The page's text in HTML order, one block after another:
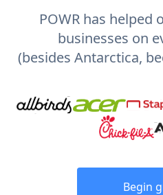
POWR has helped
businesses on
(besides Antarctica,
Begin